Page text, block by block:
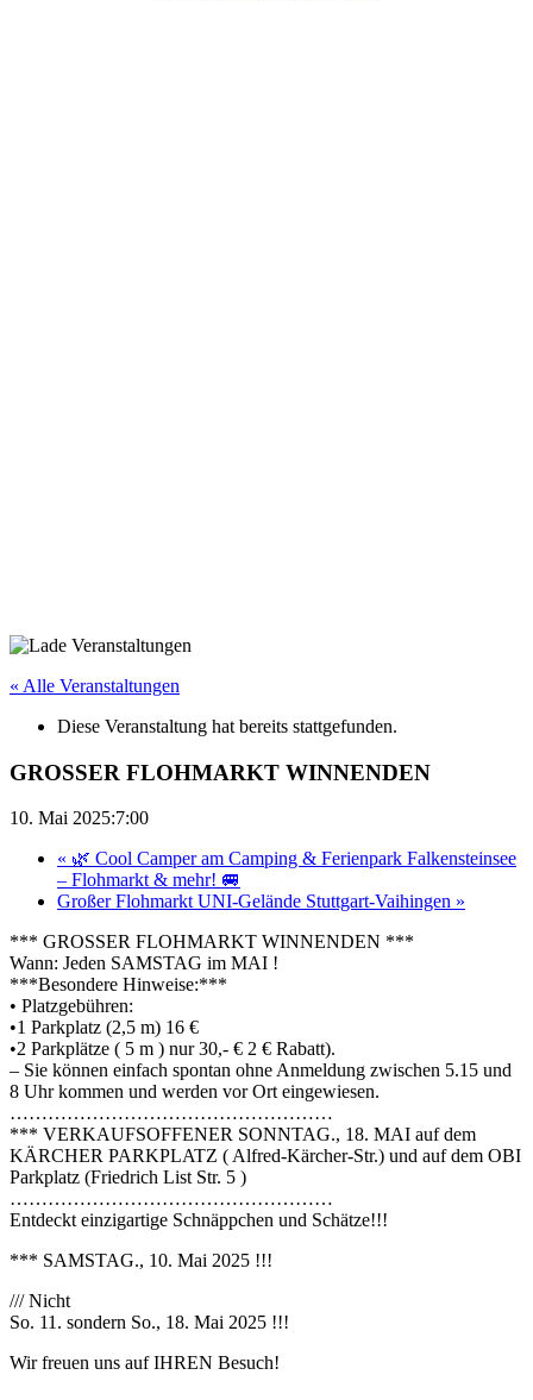
« Alle Veranstaltungen
Diese Veranstaltung hat bereits stattgefunden.
GROSSER FLOHMARKT WINNENDEN
10. Mai 2025:7:00
« 🌿 Cool Camper am Camping & Ferienpark Falkensteinsee
– Flohmarkt & mehr! 🚐
Großer Flohmarkt UNI-Gelände Stuttgart-Vaihingen »
*** GROSSER FLOHMARKT WINNENDEN ***
Wann: Jeden SAMSTAG im MAI !
***Besondere Hinweise:***
• Platzgebühren:
•1 Parkplatz (2,5 m) 16 €
•2 Parkplätze ( 5 m ) nur 30,- € 2 € Rabatt).
– Sie können einfach spontan ohne Anmeldung zwischen 5.15 und
8 Uhr kommen und werden vor Ort eingewiesen.
……………………………………………
*** VERKAUFSOFFENER SONNTAG., 18. MAI auf dem
KÄRCHER PARKPLATZ ( Alfred-Kärcher-Str.) und auf dem OBI
Parkplatz (Friedrich List Str. 5 )
……………………………………………
Entdeckt einzigartige Schnäppchen und Schätze!!!
*** SAMSTAG., 10. Mai 2025 !!!
/// Nicht
So. 11. sondern So., 18. Mai 2025 !!!
Wir freuen uns auf IHREN Besuch!